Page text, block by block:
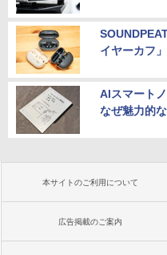
イヤーカフ
AIスマート
なぜ魅力的
本サイトのご利用について
広告掲載のご案内